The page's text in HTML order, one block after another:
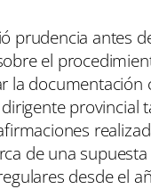
prudencia antes
el
la documentación
provincial
de una
desde el